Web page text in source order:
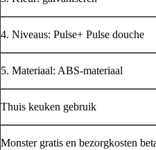
4. Niveaus: Pulse+ Pulse douche
5. Materiaal: ABS-materiaal
Thuis keuken gebruik
Monster gratis en bezorgkosten